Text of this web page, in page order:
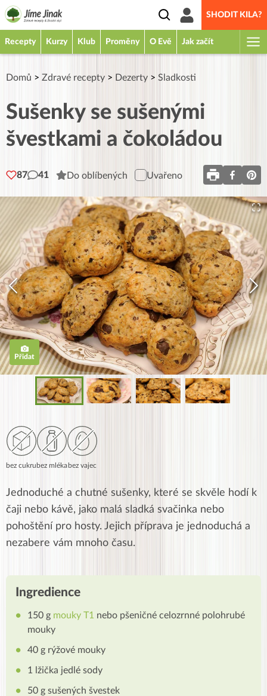
SHODIT KILA?
Recepty Kurzy Klub Proměny O Evě Jak začít
Domů > Zdravé recepty > Dezerty > Sladkosti
Sušenky se sušenými
švestkami a čokoládou
87 41 Do oblíbených Uvařeno
Přidat
bez cukrubez mlékabez vajec
Jednoduché a chutné sušenky, které se skvěle hodí k
čaji nebo kávě, jako malá sladká svačinka nebo
pohoštění pro hosty. Jejich příprava je jednoduchá a
nezabere vám mnoho času.
Ingredience
150 g mouky T1 nebo pšeničné celozrnné polohrubé
mouky
40 g rýžové mouky
1 lžička jedlé sody
50 g sušených švestek